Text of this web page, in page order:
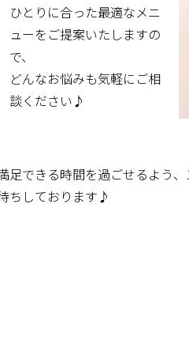
ひとりに合った最適なメニ
ューをご提案いたしますの
で、
どんなお悩みも気軽にご相
談ください♪
足できる時間を過ごせるよう
ちしております♪